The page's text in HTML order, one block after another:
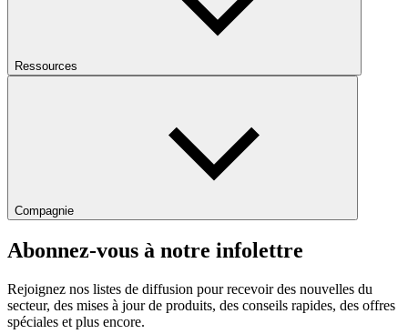
Ressources
Compagnie
Abonnez-vous à notre infolettre
Rejoignez nos listes de diffusion pour recevoir des nouvelles du
secteur, des mises à jour de produits, des conseils rapides, des offres
spéciales et plus encore.